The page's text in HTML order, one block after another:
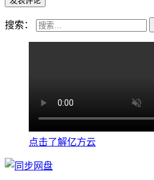
搜索：
点击了解亿方云